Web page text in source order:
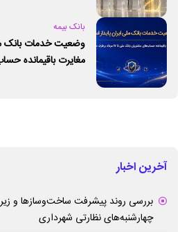
بانک بیمه
وضعیت خدمات بانک
آخرین اخبار
بررسی روند پیشرفت ساخت‌وسازها و
چهارشنبه‌های نظارتی شهرداری